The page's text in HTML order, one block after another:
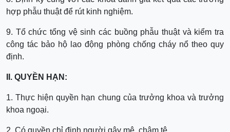
hợp phẫu thuật để rút kinh nghiệm.
9. Tổ chức tổng vệ sinh các buồng phẫu thuật và kiểm tra
công tác bảo hộ lao động phòng chống cháy nổ theo quy
định.
II. QUYỀN HẠN:
1. Thực hiện quyền hạn chung của trưởng khoa và trưởng
khoa ngoại.